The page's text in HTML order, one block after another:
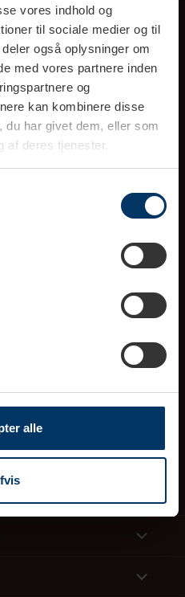
vores indhold og
til sociale medier og til
også oplysninger om
med vores partnere inden
og
kan kombinere disse
du har givet dem, eller som
af deres tjenester.
alle
kundecenter
8381 Tilst